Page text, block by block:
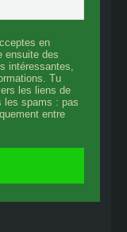
en
ensuite des
intéressantes,
Tu
les liens de
les spams : pas
entre